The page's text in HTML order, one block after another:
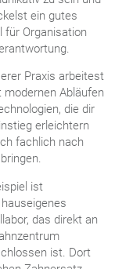
ein gutes
für Organisation
Praxis arbeitest
modernen Abläufen
die dir
erleichtern
fachlich nach
ist
das direkt an
ist. Dort